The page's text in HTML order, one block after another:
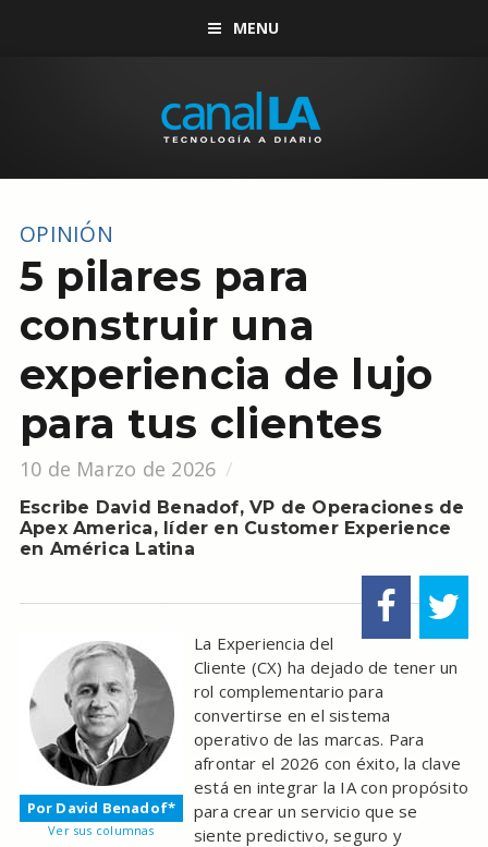
MENU
OPINIÓN
5 pilares para
construir una
experiencia de lujo
para tus clientes
10 de Marzo de 2026
Escribe David Benadof, VP de Operaciones de
Apex America, líder en Customer Experience
en América Latina
Por David Benadof*
Ver sus columnas
La Experiencia del
Cliente (CX) ha dejado de tener un
rol complementario para
convertirse en el sistema
operativo de las marcas. Para
afrontar el 2026 con éxito, la clave
está en integrar la IA con propósito
para crear un servicio que se
siente predictivo, seguro y